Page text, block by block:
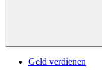
Geld verdienen